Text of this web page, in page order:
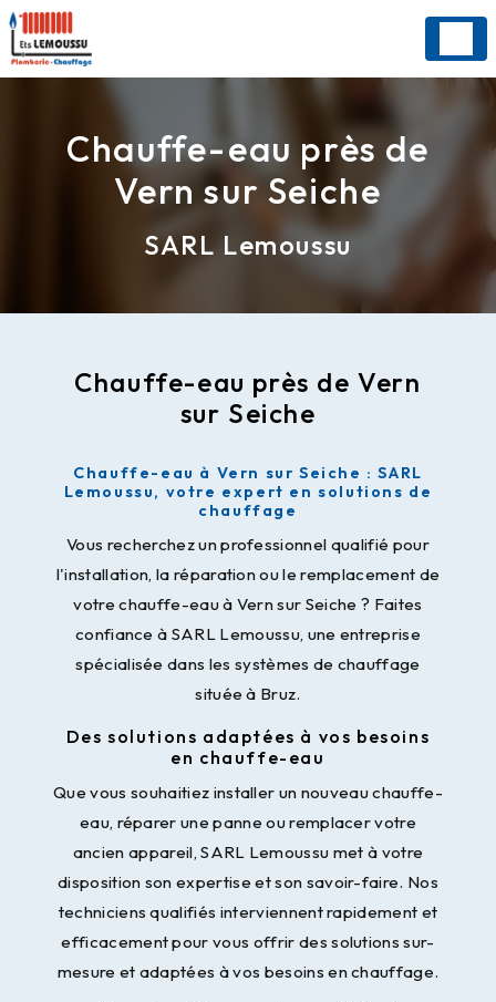
Chauffe-eau près de
Vern sur Seiche
SARL Lemoussu
Chauffe-eau près de Vern
sur Seiche
Chauffe-eau à Vern sur Seiche : SARL
Lemoussu, votre expert en solutions de
chauffage
Vous recherchez un professionnel qualifié pour
l'installation, la réparation ou le remplacement de
votre chauffe-eau à Vern sur Seiche ? Faites
confiance à SARL Lemoussu, une entreprise
spécialisée dans les systèmes de chauffage
située à Bruz.
Des solutions adaptées à vos besoins
en chauffe-eau
Que vous souhaitiez installer un nouveau chauffe-
eau, réparer une panne ou remplacer votre
ancien appareil, SARL Lemoussu met à votre
disposition son expertise et son savoir-faire. Nos
techniciens qualifiés interviennent rapidement et
efficacement pour vous offrir des solutions sur-
mesure et adaptées à vos besoins en chauffage.
Panneau de gestion des cookies